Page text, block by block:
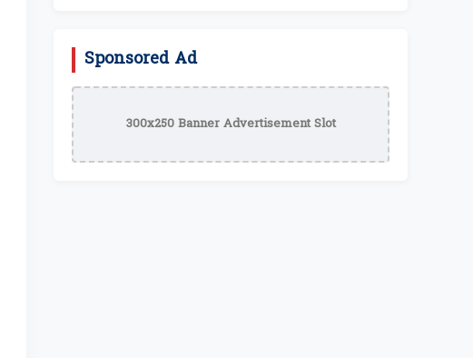
Sponsored Ad
300x250 Banner Advertisement Slot